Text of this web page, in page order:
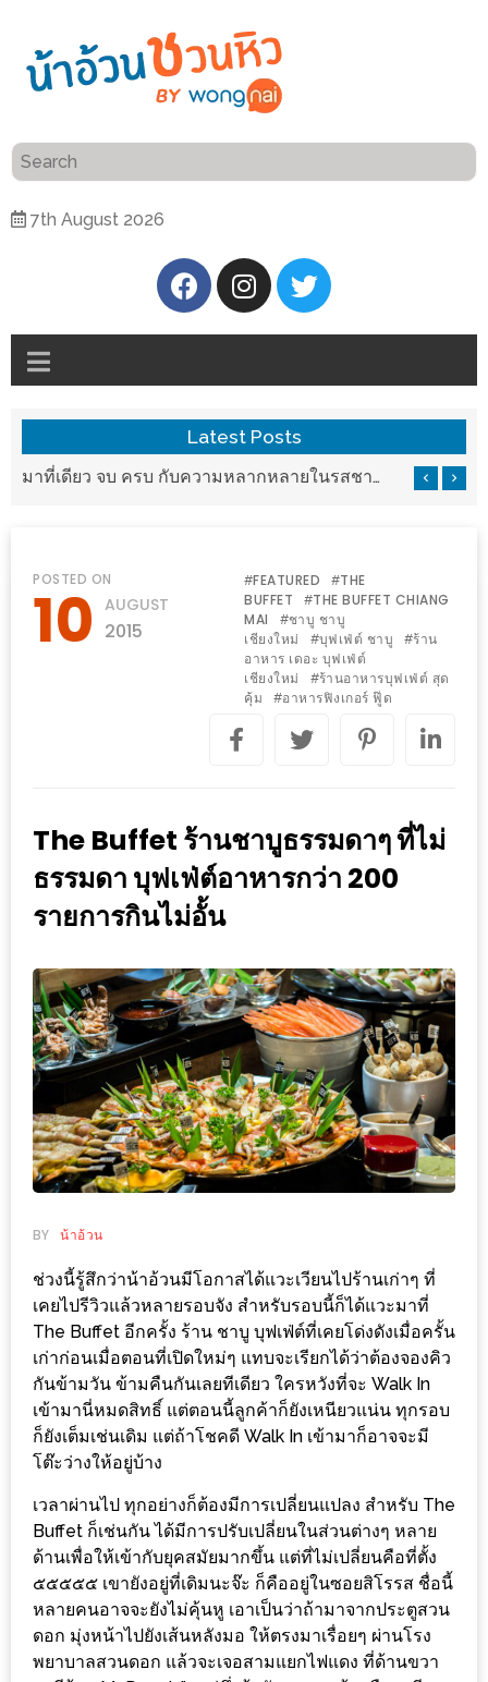
7th August 2026
แนะนำ
อ้วน
ความ
เป็น
ศิริ
ปัน
นาฯ
เชียงใหม่
เล่น
กัน
งาน
เดียว
ครบ
ช้อป
ชิ
ลล์
ชิม
ที่
HIMMA
MARKET
ร้าน
พ่อ
ค้า
แซ่บ
แม่ค้า
สวย
ร้าน
รวย
เสน่ห์
ของ
เชียงใหม่
ที่
ต้อง
Latest Posts
มาที่เดียว จบ ครบ กับความหลากหลายในรสชาติที่นำมาจากทั่วเมืองจีนที่ HAN The Chinese Cuisine
POSTED ON
10 AUGUST
2015
#FEATURED #THE
BUFFET
#THE BUFFET CHIANG
MAI
#ชาบู ชาบู
เชียงใหม่
#บุฟเฟ่ต์ ชาบู #ร้าน
อาหาร เดอะ บุฟเฟ่ต์
เชียงใหม่
#ร้านอาหารบุฟเฟ่ต์ สุด
คุ้ม
#อาหารฟิงเกอร์ ฟู๊ด
The Buffet ร้านชาบูธรรมดาๆ ที่ไม่
ธรรมดา บุฟเฟ่ต์อาหารกว่า 200
รายการกินไม่อั้น
BY น้าอ้วน
ช่วงนี้รู้สึกว่าน้าอ้วนมีโอกาสได้แวะเวียนไปร้านเก่าๆ ที่
เคยไปรีวิวแล้วหลายรอบจัง สำหรับรอบนี้ก็ได้แวะมาที่
The Buffet อีกครั้ง ร้าน ชาบู บุฟเฟ่ต์ที่เคยโด่งดังเมื่อครั้น
เก่าก่อนเมื่อตอนที่เปิดใหม่ๆ แทบจะเรียกได้ว่าต้องจองคิว
กันข้ามวัน ข้ามคืนกันเลยทีเดียว ใครหวังที่จะ Walk In
เข้ามานี่หมดสิทธิ์ แต่ตอนนี้ลูกค้าก็ยังเหนียวแน่น ทุกรอบ
ก็ยังเต็มเช่นเดิม แต่ถ้าโชคดี Walk In เข้ามาก็อาจจะมี
โต๊ะว่างให้อยู่บ้าง
เวลาผ่านไป ทุกอย่างก็ต้องมีการเปลี่ยนแปลง สำหรับ The
Buffet ก็เช่นกัน ได้มีการปรับเปลี่ยนในส่วนต่างๆ หลาย
ด้านเพื่อให้เข้ากับยุคสมัยมากขึ้น แต่ที่ไม่เปลี่ยนคือที่ตั้ง
๕๕๕๕๕ เขายังอยู่ที่เดิมนะจ๊ะ ก็คืออยู่ในซอยสิโรรส ชื่อนี้
หลายคนอาจจะยังไม่คุ้นหู เอาเป็นว่าถ้ามาจากประตูสวน
ดอก มุ่งหน้าไปยังเส้นหลังมอ ให้ตรงมาเรื่อยๆ ผ่านโรง
พยาบาลสวนดอก แล้วจะเจอสามแยกไฟแดง ที่ด้านขวา